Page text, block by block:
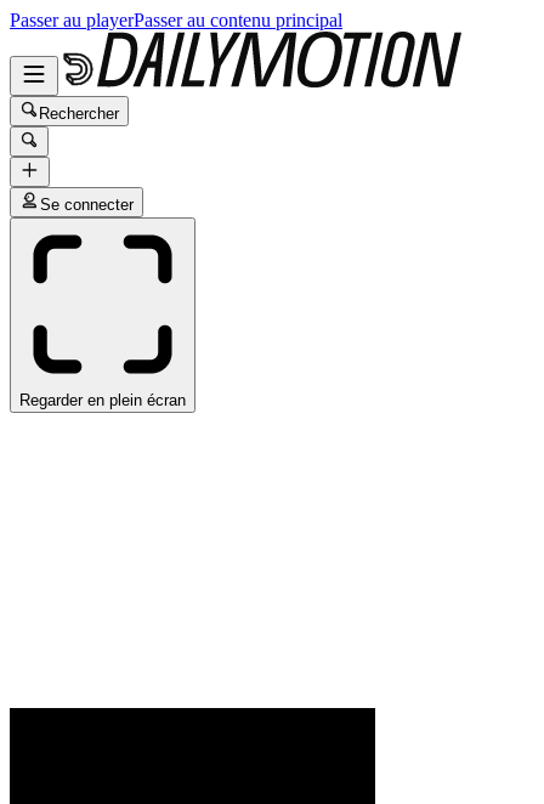
Passer au playerPasser au contenu principal
Rechercher
Se connecter
Regarder en plein écran